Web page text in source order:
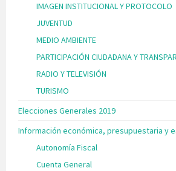
IMAGEN INSTITUCIONAL Y PROTOCOLO
JUVENTUD
MEDIO AMBIENTE
PARTICIPACIÓN CIUDADANA Y
RADIO Y TELEVISIÓN
TURISMO
Elecciones Generales 2019
Información económica, presupuestaria y
Autonomía Fiscal
Cuenta General